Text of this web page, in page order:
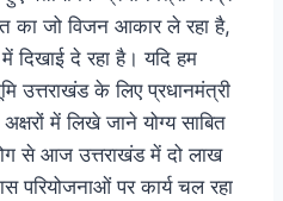
का जो विजन आकार ले रहा है,
दिखाई दे रहा है। यदि हम
उत्तराखंड के लिए प्रधानमंत्री
अक्षरों में लिखे जाने योग्य साबित
से आज उत्तराखंड में दो लाख
परियोजनाओं पर कार्य चल रहा